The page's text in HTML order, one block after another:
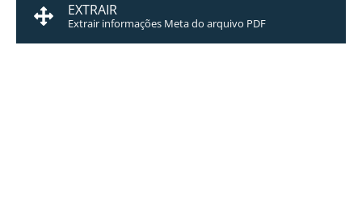
EXTRAIR
Extrair informações Meta do arquivo PDF